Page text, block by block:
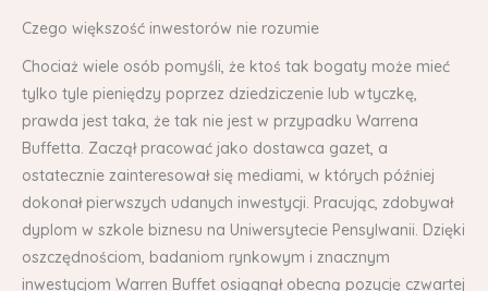
Czego większość inwestorów nie rozumie
Chociaż wiele osób pomyśli, że ktoś tak bogaty może mieć
tylko tyle pieniędzy poprzez dziedziczenie lub wtyczkę,
prawda jest taka, że ​​tak nie jest w przypadku Warrena
Buffetta. Zaczął pracować jako dostawca gazet, a
ostatecznie zainteresował się mediami, w których później
dokonał pierwszych udanych inwestycji. Pracując, zdobywał
dyplom w szkole biznesu na Uniwersytecie Pensylwanii. Dzięki
oszczędnościom, badaniom rynkowym i znacznym
inwestycjom Warren Buffet osiągnął obecną pozycję czwartej